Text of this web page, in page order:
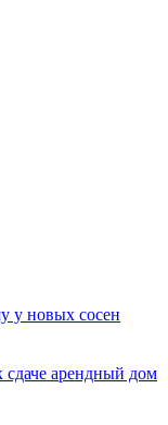
у новых сосен
арендный дом